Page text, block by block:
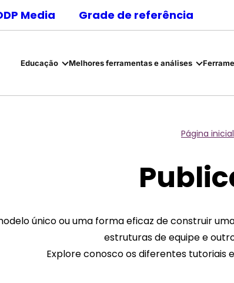
Media Grade de referência
Educação Melhores ferramentas e análises
Página inicial
único ou uma forma eficaz de construir
estruturas de equipe e
Explore conosco os diferentes tutoriais